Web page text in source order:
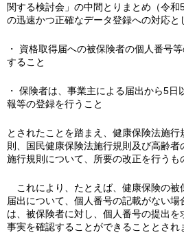
関する検討会」の中間とりまとめ（令
の迅速かつ正確なデータ登録への対応と
・ 資格取得届への被保険者の個人番号
すること
・ 保険者は、事業主による届出から5
報等の登録を行うこと
とされたことを踏まえ、健康保険法施行
則、国民健康保険法施行規則及び高齢
施行規則について、所要の改正を行うも
これにより、たとえば、健康保険の被
届出について、個人番号の記載がない
は、被保険者に対し、個人番号の提出
事実を確認することができることとされ